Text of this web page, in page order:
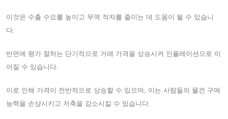
이것은 수출 수요를 높이고 무역 적자를 줄이는 데 도움이 될 수 있습니
다.
반면에 평가 절하는 단기적으로 거래 가격을 상승시켜 인플레이션으로 이
어질 수 있습니다.
이로 인해 가격이 전반적으로 상승할 수 있으며, 이는 사람들의 물건 구매
능력을 손상시키고 저축을 감소시킬 수 있습니다.